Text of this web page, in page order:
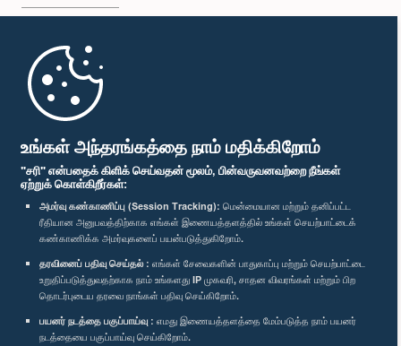
உங்கள் அந்தரங்கத்தை நாம் மதிக்கிறோம்
"சரி" என்பதைக் கிளிக் செய்வதன் மூலம், பின்வருவனவற்றை நீங்கள்
ஏற்றுக் கொள்கிறீர்கள்:
அமர்வு கண்காணிப்பு (Session Tracking): மென்மையான மற்றும் தனிப்பட்ட
ரீதியான அனுபவத்திற்காக எங்கள் இணையத்தளத்தில் உங்கள் செயற்பாட்டைக்
கண்காணிக்க அமர்வுகளைப் பயன்படுத்துகிறோம்.
தரவினைப் பதிவு செய்தல் : எங்கள் சேவைகளின் பாதுகாப்பு மற்றும் செயற்பாட்டை
உறுதிப்படுத்துவதற்காக நாம் உங்களது IP முகவரி, சாதன விவரங்கள் மற்றும் பிற
தொடர்புடைய தரவை நாங்கள் பதிவு செய்கிறோம்.
பயனர் நடத்தை பகுப்பாய்வு : எமது இணையத்தளத்தை மேம்படுத்த நாம் பயனர்
நடத்தையை பகுப்பாய்வு செய்கிறோம்.
முதற்பக்கம்
பாராளுமன்ற கையடக்க செயலி
எம்மை பின்தொடர்க :
விருதுகள்
தனியுரிமைக் கொள்கை